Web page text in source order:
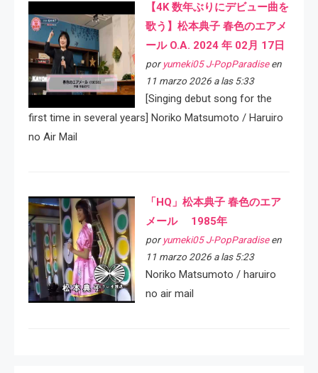
【4K 数年ぶりにデビュー曲を
歌う】松本典子 春色のエアメ
ール O.A. 2024 年 02月 17日
por yumeki05 J-PopParadiseen
11 marzo 2026 a las 5:33
[Singing debut song for the
first time in several years] Noriko Matsumoto / Haruiro
no Air Mail
「HQ」松本典子 春色のエア
メール 1985年
por yumeki05 J-PopParadiseen
11 marzo 2026 a las 5:23
Noriko Matsumoto / haruiro
no air mail